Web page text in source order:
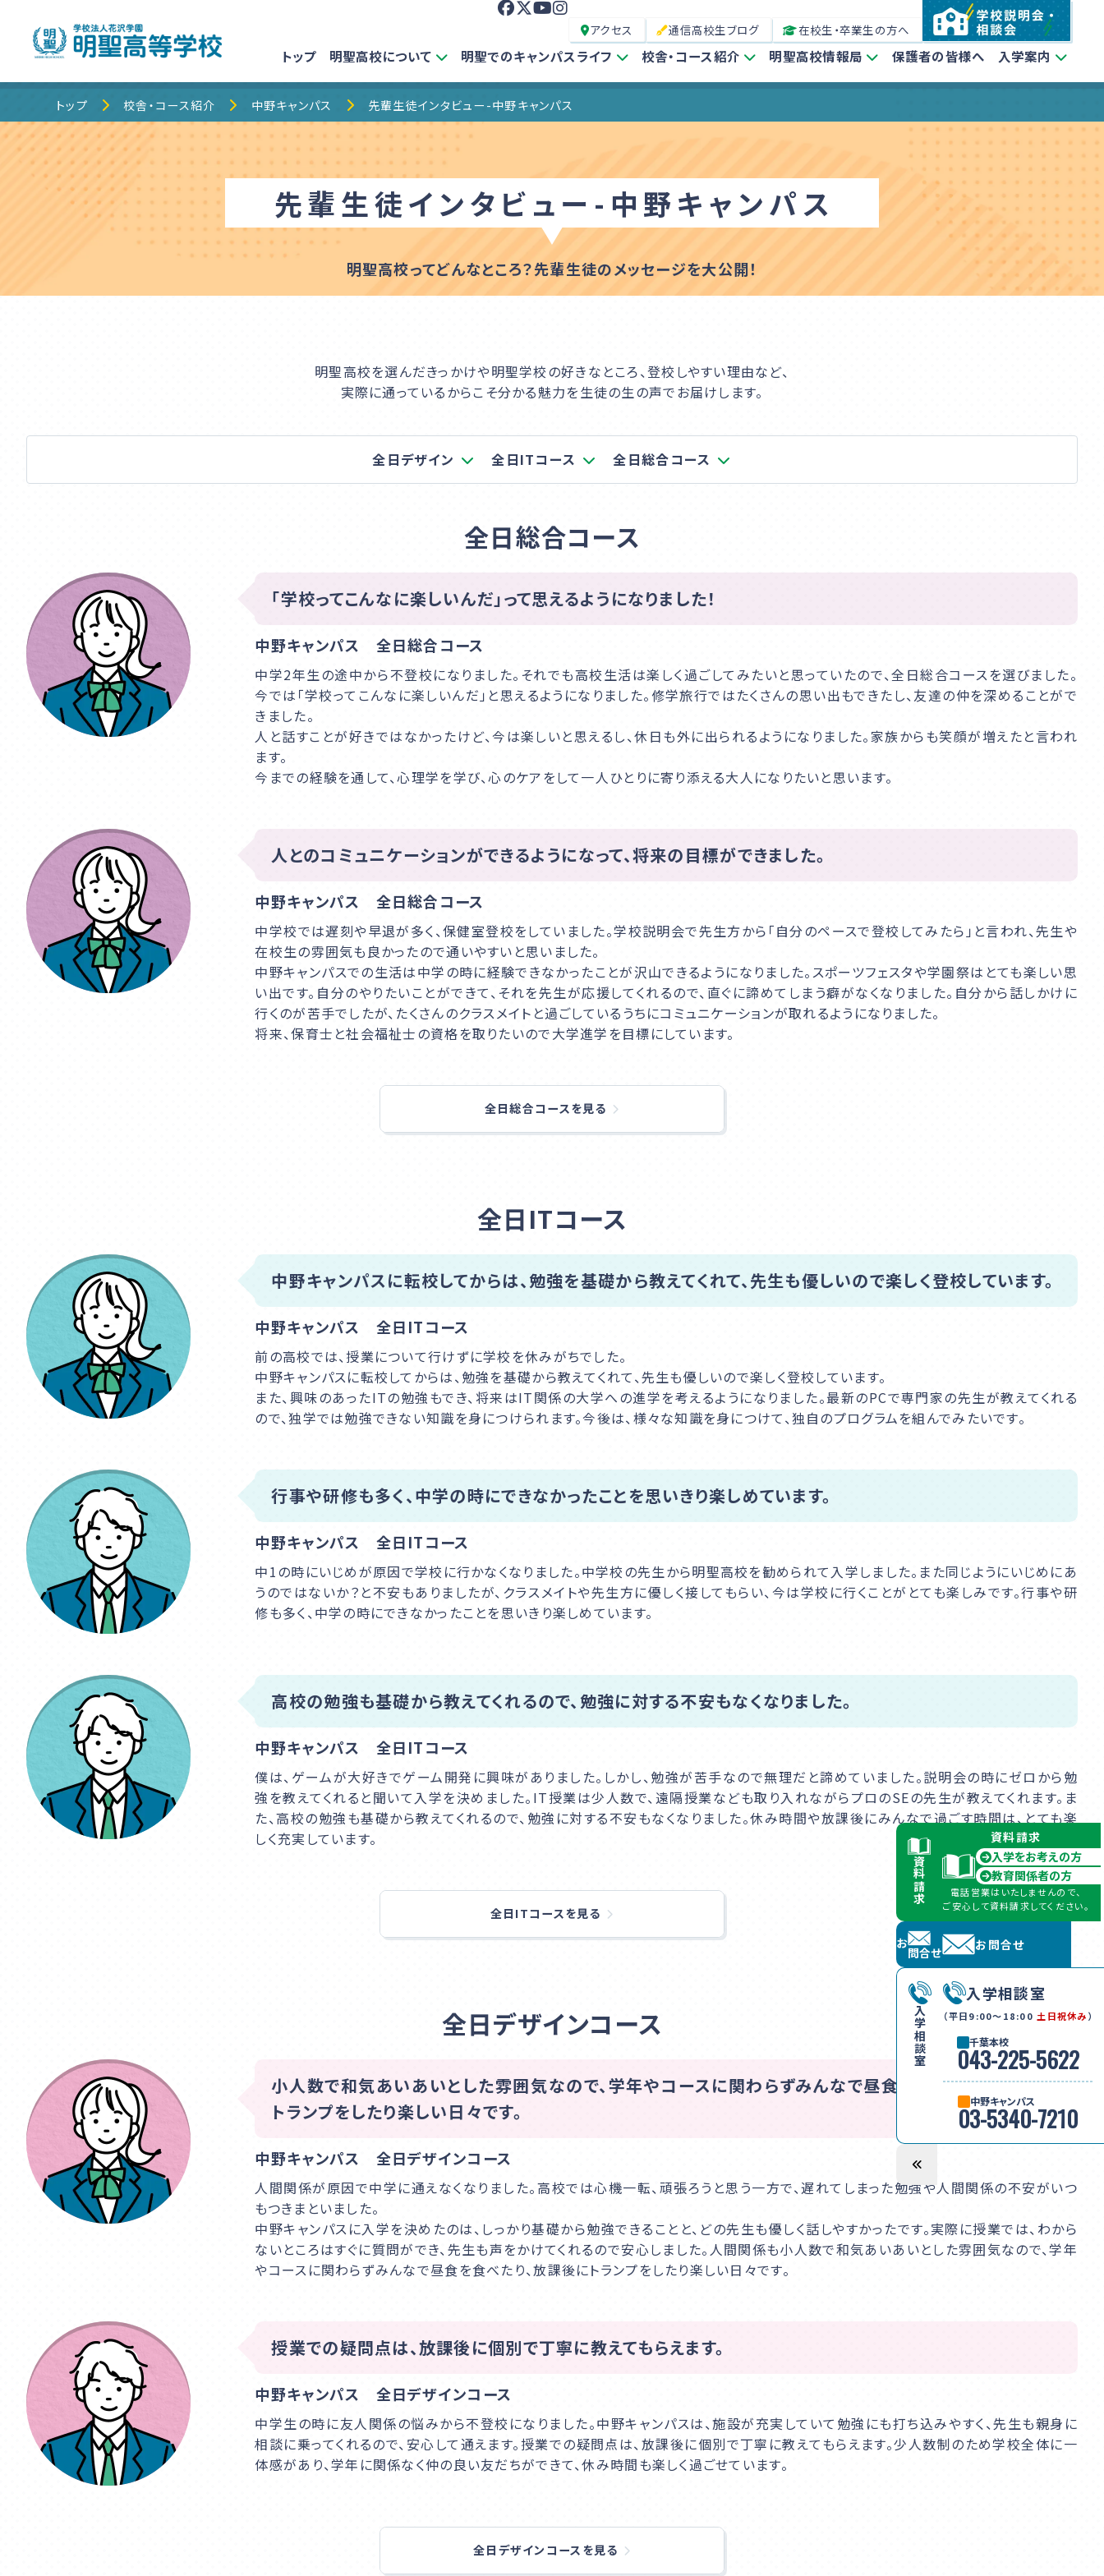
アクセス 通信高校生ブログ 在校生・卒業生の方へ
トップ 明聖高校について 明聖でのキャンパスライフ 校舎・コース紹介 明聖高校情報局 保護者の皆様へ 入学案内
資料請求
資料請求
入学をお考えの方
教育関係者の方
電話営業はいたしませんので、
ご安心して資料請求してください。
お問合せ
お問合せ
入学相談室
入学相談室
（平日9:00〜18:00 土日祝休み）
千葉本校
043-225-5622
中野キャンパス
03-5340-7210
トップ
明聖高校について
明聖でのキャンパスライフ
校舎・コース紹介
明聖高校情報局
学校説明会
サイトマップ
在校生・卒業生の方へ
通信高校生ブログ
(平日9:00〜18:00
千葉本校
043-225-5622
中野キャンパス
03-5340-7210
トップ 校舎・コース紹介 中野キャンパス 先輩生徒インタビュー-中野キャンパス
先輩生徒インタビュー -中野キャンパス
明聖高校ってどんなところ？先輩生徒のメッセージを大公開！
明聖高校を選んだきっかけや明聖学校の好きなところ、登校しやすい理由など、
実際に通っているからこそ分かる魅力を生徒の生の声でお届けします。
全日デザイン 全日ITコース 全日総合コース
全日総合コース
「学校ってこんなに楽しいんだ」って思えるようになりました！
中野キャンパス 全日総合コース
中学2年生の途中から不登校になりました。それでも高校生活は楽しく過ごしてみたいと思っていたので、全日総合コースを選びました。
今では「学校ってこんなに楽しいんだ」と思えるようになりました。修学旅行ではたくさんの思い出もできたし、友達の仲を深めることがで
きました。
人と話すことが好きではなかったけど、今は楽しいと思えるし、休日も外に出られるようになりました。家族からも笑顔が増えたと言われ
ます。
今までの経験を通して、心理学を学び、心のケアをして一人ひとりに寄り添える大人になりたいと思います。
人とのコミュニケーションができるようになって、将来の目標ができました。
中野キャンパス 全日総合コース
中学校では遅刻や早退が多く、保健室登校をしていました。学校説明会で先生方から「自分のペースで登校してみたら」と言われ、先生や
在校生の雰囲気も良かったので通いやすいと思いました。
中野キャンパスでの生活は中学の時に経験できなかったことが沢山できるようになりました。スポーツフェスタや学園祭はとても楽しい思
い出です。自分のやりたいことができて、それを先生が応援してくれるので、直ぐに諦めてしまう癖がなくなりました。自分から話しかけに
行くのが苦手でしたが、たくさんのクラスメイトと過ごしているうちにコミュニケーションが取れるようになりました。
将来、保育士と社会福祉士の資格を取りたいので大学進学を目標にしています。
全日総合コースを見る
全日ITコース
中野キャンパスに転校してからは、勉強を基礎から教えてくれて、先生も優しいので楽しく登校しています。
中野キャンパス 全日ITコース
前の高校では、授業について行けずに学校を休みがちでした。
中野キャンパスに転校してからは、勉強を基礎から教えてくれて、先生も優しいので楽しく登校しています。
また、興味のあったITの勉強もでき、将来はIT関係の大学への進学を考えるようになりました。最新のPCで専門家の先生が教えてくれる
ので、独学では勉強できない知識を身につけられます。今後は、様々な知識を身につけて、独自のプログラムを組んでみたいです。
行事や研修も多く、中学の時にできなかったことを思いきり楽しめています。
中野キャンパス 全日ITコース
中1の時にいじめが原因で学校に行かなくなりました。中学校の先生から明聖高校を勧められて入学しました。また同じようにいじめにあ
うのではないか？と不安もありましたが、クラスメイトや先生方に優しく接してもらい、今は学校に行くことがとても楽しみです。行事や研
修も多く、中学の時にできなかったことを思いきり楽しめています。
高校の勉強も基礎から教えてくれるので、勉強に対する不安もなくなりました。
中野キャンパス 全日ITコース
僕は、ゲームが大好きでゲーム開発に興味がありました。しかし、勉強が苦手なので無理だと諦めていました。説明会の時にゼロから勉
強を教えてくれると聞いて入学を決めました。IT授業は少人数で、遠隔授業なども取り入れながらプロのSEの先生が教えてくれます。ま
た、高校の勉強も基礎から教えてくれるので、勉強に対する不安もなくなりました。休み時間や放課後にみんなで過ごす時間は、とても楽
しく充実しています。
全日ITコースを見る
全日デザインコース
小人数で和気あいあいとした雰囲気なので、学年やコースに関わらずみんなで昼食を食べたり、放課後に
トランプをしたり楽しい日々です。
中野キャンパス 全日デザインコース
人間関係が原因で中学に通えなくなりました。高校では心機一転、頑張ろうと思う一方で、遅れてしまった勉強や人間関係の不安がいつ
もつきまといました。
中野キャンパスに入学を決めたのは、しっかり基礎から勉強できることと、どの先生も優しく話しやすかったです。実際に授業では、わから
ないところはすぐに質問ができ、先生も声をかけてくれるので安心しました。人間関係も小人数で和気あいあいとした雰囲気なので、学年
やコースに関わらずみんなで昼食を食べたり、放課後にトランプをしたり楽しい日々です。
授業での疑問点は、放課後に個別で丁寧に教えてもらえます。
中野キャンパス 全日デザインコース
中学生の時に友人関係の悩みから不登校になりました。中野キャンパスは、施設が充実していて勉強にも打ち込みやすく、先生も親身に
相談に乗ってくれるので、安心して通えます。授業での疑問点は、放課後に個別で丁寧に教えてもらえます。少人数制のため学校全体に一
体感があり、学年に関係なく仲の良い友だちができて、休み時間も楽しく過ごせています。
全日デザインコースを見る